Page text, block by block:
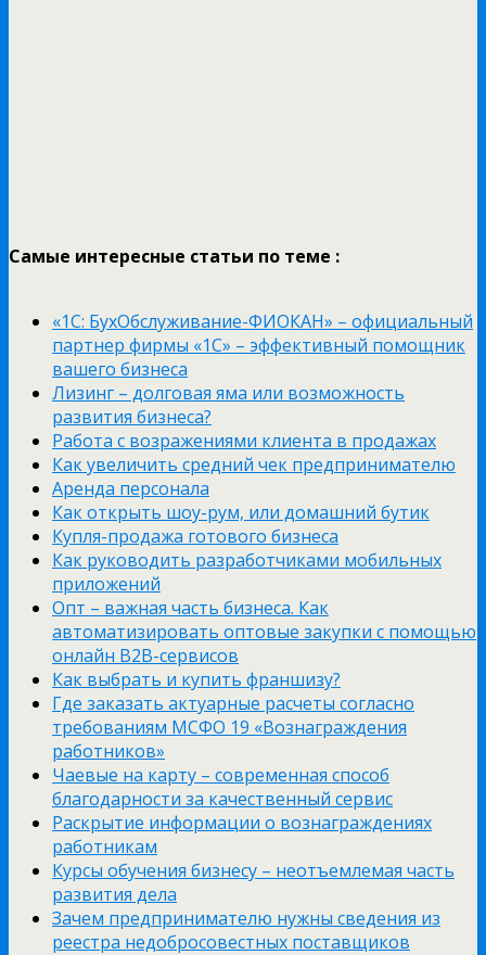
Самые интересные статьи по теме :
«1С: БухОбслуживание-ФИОКАН» – официальный
партнер фирмы «1С» – эффективный помощник
вашего бизнеса
Лизинг – долговая яма или возможность
развития бизнеса?
Работа с возражениями клиента в продажах
Как увеличить средний чек предпринимателю
Аренда персонала
Как открыть шоу-рум, или домашний бутик
Купля-продажа готового бизнеса
Как руководить разработчиками мобильных
приложений
Опт – важная часть бизнеса. Как
автоматизировать оптовые закупки с помощью
онлайн B2B-сервисов
Как выбрать и купить франшизу?
Где заказать актуарные расчеты согласно
требованиям МСФО 19 «Вознаграждения
работников»
Чаевые на карту – современная способ
благодарности за качественный сервис
Раскрытие информации о вознаграждениях
работникам
Курсы обучения бизнесу – неотъемлемая часть
развития дела
Зачем предпринимателю нужны сведения из
реестра недобросовестных поставщиков